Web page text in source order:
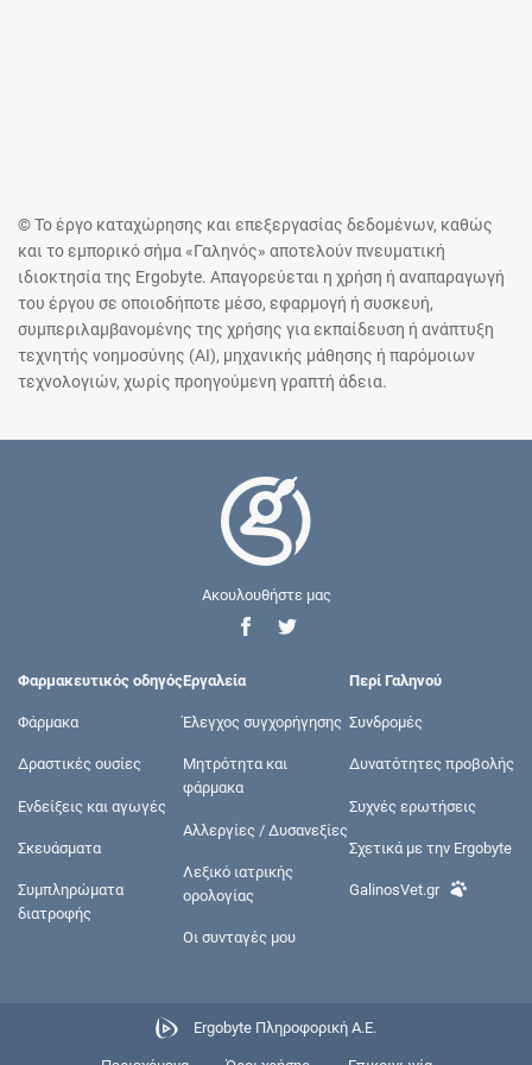
© Το έργο καταχώρησης και επεξεργασίας δεδομένων, καθώς
και το εμπορικό σήμα «Γαληνός» αποτελούν πνευματική
ιδιοκτησία της Ergobyte. Απαγορεύεται η χρήση ή αναπαραγωγή
του έργου σε οποιοδήποτε μέσο, εφαρμογή ή συσκευή,
συμπεριλαμβανομένης της χρήσης για εκπαίδευση ή ανάπτυξη
τεχνητής νοημοσύνης (AI), μηχανικής μάθησης ή παρόμοιων
τεχνολογιών, χωρίς προηγούμενη γραπτή άδεια.
Ακουλουθήστε μας
Φαρμακευτικός οδηγός
Φάρμακα
Δραστικές ουσίες
Ενδείξεις και αγωγές
Σκευάσματα
Συμπληρώματα
διατροφής
Εργαλεία
Έλεγχος συγχορήγησης
Μητρότητα και
φάρμακα
Αλλεργίες / Δυσανεξίες
Λεξικό ιατρικής
ορολογίας
Οι συνταγές μου
Περί Γαληνού
Συνδρομές
Δυνατότητες προβολής
Συχνές ερωτήσεις
Σχετικά με την Ergobyte
GalinosVet.gr
Ergobyte Πληροφορική Α.Ε.